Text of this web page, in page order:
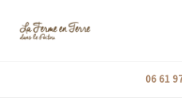
06 61